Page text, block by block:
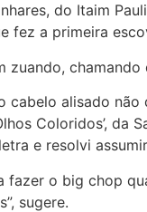
do Itaim
fez a primeira
alisado
Coloridos’,
e resolvi
o big chop
sugere.